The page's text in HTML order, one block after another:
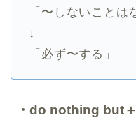
「〜しないことは
↓
「必ず〜する」
・do nothing but